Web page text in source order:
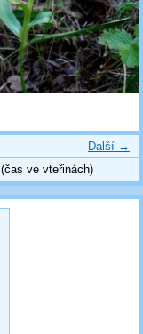
Další →
(čas ve vteřinách)